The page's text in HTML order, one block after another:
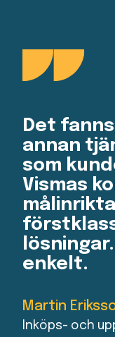
Det
annan
som
Vismas
enkelt.
Martin
Inköps- och